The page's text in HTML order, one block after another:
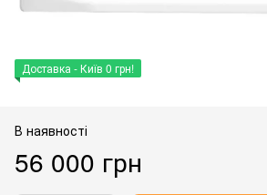
Доставка - Київ 0 грн!
В наявності
56 000 грн